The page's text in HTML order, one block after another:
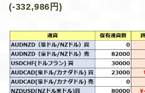
(-332,986円)